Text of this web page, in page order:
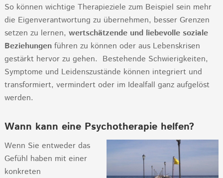
So können wichtige Therapieziele zum Beispiel sein mehr
die Eigenverantwortung zu übernehmen, besser Grenzen
setzen zu lernen, wertschätzende und liebevolle soziale
Beziehungenführen zu können oder aus Lebenskrisen
gestärkt hervor zu gehen. Bestehende Schwierigkeiten,
Symptome und Leidenszustände können integriert und
transformiert, vermindert oder im Idealfall ganz aufgelöst
werden.
Wann kann eine Psychotherapie helfen?
Wenn Sie entweder das
Gefühl haben mit einer
konkreten